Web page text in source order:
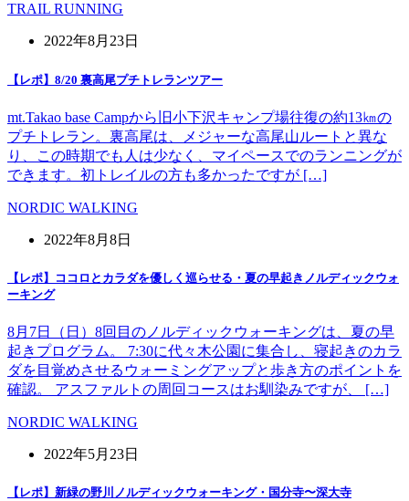
TRAIL RUNNING
2022年8月23日
【レポ】8/20 裏高尾プチトレランツアー
mt.Takao base Campから旧小下沢キャンプ場往復の約13㎞の
プチトレラン。裏高尾は、メジャーな高尾山ルートと異な
り、この時期でも人は少なく、マイペースでのランニングが
できます。初トレイルの方も多かったですが […]
NORDIC WALKING
2022年8月8日
【レポ】ココロとカラダを優しく巡らせる・夏の早起きノルディックウォ
ーキング
8月7日（日）8回目のノルディックウォーキングは、夏の早
起きプログラム。 7:30に代々木公園に集合し、寝起きのカラ
ダを目覚めさせるウォーミングアップと歩き方のポイントを
確認。 アスファルトの周回コースはお馴染みですが、 […]
NORDIC WALKING
2022年5月23日
【レポ】新緑の野川ノルディックウォーキング・国分寺〜深大寺